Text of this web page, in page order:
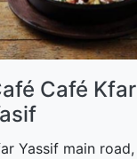
Café Kfar
Yassif main road,